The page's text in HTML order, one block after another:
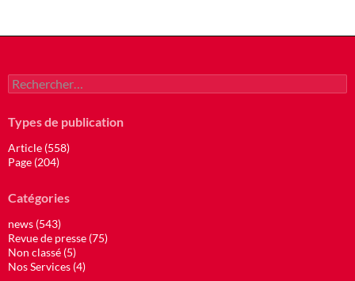
Rechercher :
Types de publication
Article (558)
Page (204)
Catégories
news (543)
Revue de presse (75)
Non classé (5)
Nos Services (4)